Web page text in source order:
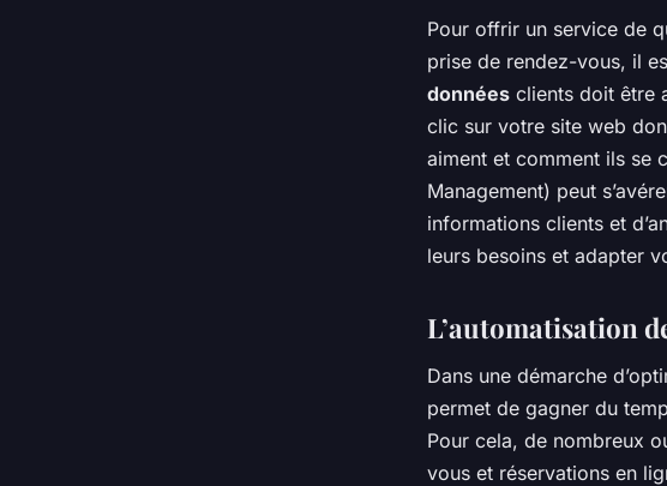
Pour offrir un service de
prise de rendez-vous, il
données clients doit être
clic sur votre site web
aiment et comment ils se
Management) peut
informations clients et
leurs besoins et adapter
L’automatisation
Dans une démarche
permet de gagner du
Pour cela, de nombreux
vous et réservations en